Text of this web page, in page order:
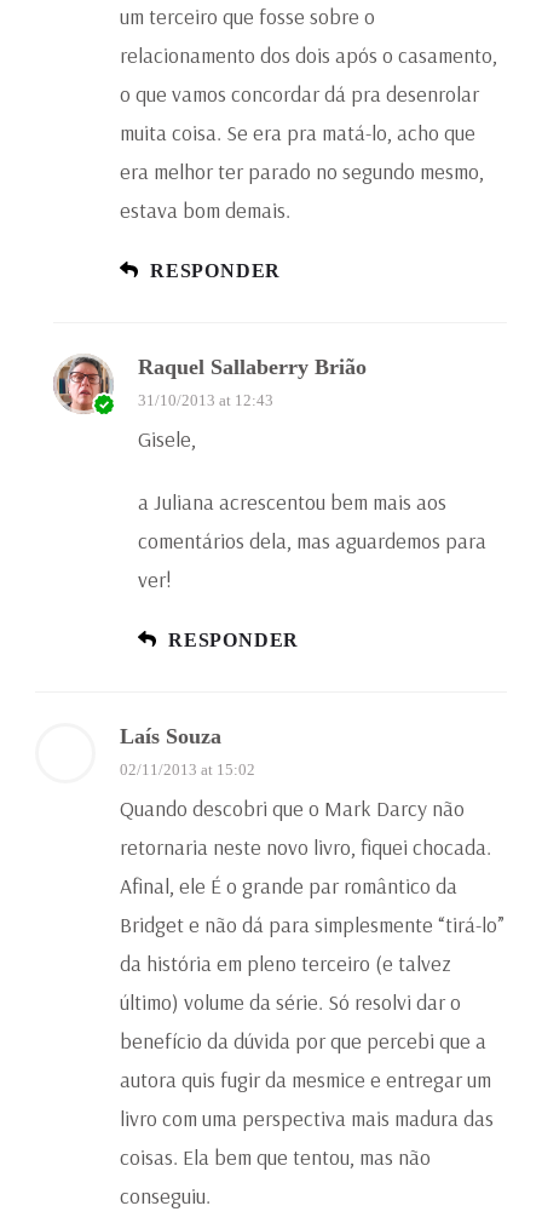
um terceiro que fosse sobre o
relacionamento dos dois após o casamento,
o que vamos concordar dá pra desenrolar
muita coisa. Se era pra matá-lo, acho que
era melhor ter parado no segundo mesmo,
estava bom demais.
RESPONDER
Raquel Sallaberry Brião
31/10/2013 at 12:43
Gisele,
a Juliana acrescentou bem mais aos
comentários dela, mas aguardemos para
ver!
RESPONDER
Laís Souza
02/11/2013 at 15:02
Quando descobri que o Mark Darcy não
retornaria neste novo livro, fiquei chocada.
Afinal, ele É o grande par romântico da
Bridget e não dá para simplesmente “tirá-lo”
da história em pleno terceiro (e talvez
último) volume da série. Só resolvi dar o
benefício da dúvida por que percebi que a
autora quis fugir da mesmice e entregar um
livro com uma perspectiva mais madura das
coisas. Ela bem que tentou, mas não
conseguiu.